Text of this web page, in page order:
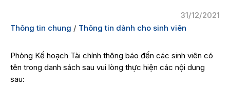
31/12/2021
Thông tin chung / Thông tin dành cho sinh viên
Phòng Kế hoạch Tài chính thông báo đến các sinh viên có
tên trong danh sách sau vui lòng thực hiện các nội dung
sau: